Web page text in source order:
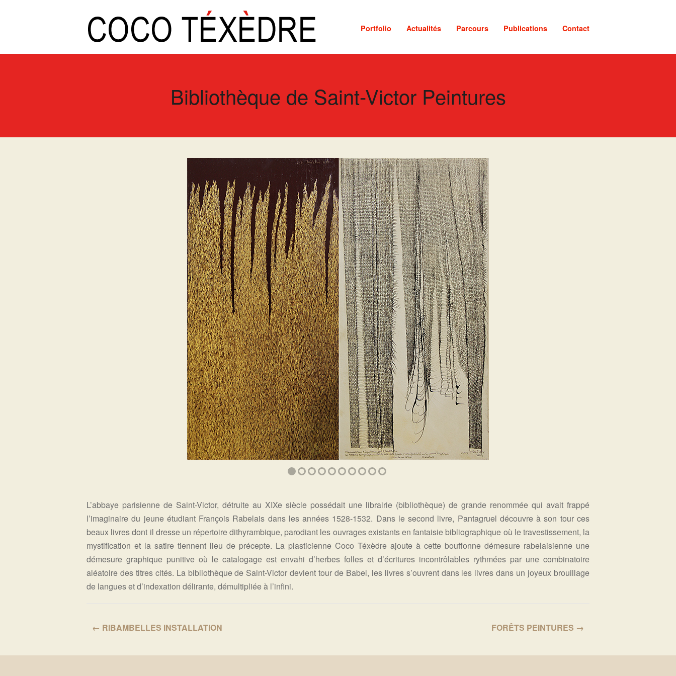
Portfolio Actualités Parcours Publications Contact
Bibliothèque de Saint-Victor Peintures
L’abbaye parisienne de Saint-Victor, détruite au XIXe siècle possédait une librairie (bibliothèque) de grande renommée qui avait frappé
l’imaginaire du jeune étudiant François Rabelais dans les années 1528-1532. Dans le second livre, Pantagruel découvre à son tour ces
beaux livres dont il dresse un répertoire dithyrambique, parodiant les ouvrages existants en fantaisie bibliographique où le travestissement, la
mystification et la satire tiennent lieu de précepte. La plasticienne Coco Téxèdre ajoute à cette bouffonne démesure rabelaisienne une
démesure graphique punitive où le catalogage est envahi d’herbes folles et d’écritures incontrôlables rythmées par une combinatoire
aléatoire des titres cités. La bibliothèque de Saint-Victor devient tour de Babel, les livres s’ouvrent dans les livres dans un joyeux brouillage
de langues et d’indexation délirante, démultipliée à l’infini.
← RIBAMBELLES INSTALLATION FORÊTS PEINTURES →